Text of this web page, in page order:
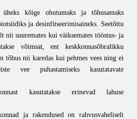
kõige ohutumaks ja tõhusamaks
ja desinfitseerimisaineks. Seetõttu
nii suuremates kui väiksemates tööstus- ja
võimsat, ent keskkonnasõbralikku
nii karedas kui pehmes vees ning ei
vee puhastamiseks kasutatavate
kasutatakse erinevad lahuse
ja rakendused on rahvusvaheliselt